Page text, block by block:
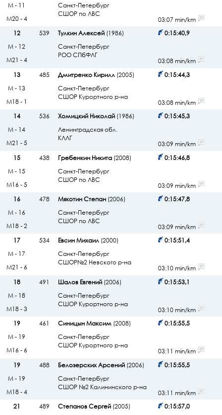
Санкт-Петербург
СШОР по ЛВС
М - 11
М20 - 4
03:07 min/km
12
539 Тулкин Алексей(1986)
Санкт-Петербург
РОО СПбФЛГ
0:15:40,9
М - 12
М21 - 4
03:08 min/km
13
485 Дмитренко Кирилл(2005)
Санкт-Петербург
СШОР Курортного р-на
0:15:44,3
М - 13
М18 - 1
03:08 min/km
14
536 Хомицкий Николай(1986)
Ленинградская обл.
КЛЛГ
0:15:45,3
М - 14
М21 - 5
03:09 min/km
15
438 Гребенкин Никита(2008)
Санкт-Петербург
СШОР по ЛВС
0:15:46,8
М - 15
М16 - 5
03:09 min/km
16
478 Мякотин Степан(2006)
Санкт-Петербург
СШОР по ЛВС
0:15:47,8
М - 16
М18 - 2
03:09 min/km
17
534 Евсин Михаил(2000)
Санкт-Петербург
СШОР№2 Невского р-на
0:15:51,4
М - 17
М21 - 6
03:10 min/km
18
491 Шалов Евгений(2006)
Санкт-Петербург
СШОР Курортного р-на
0:15:53,1
М - 18
М18 - 3
03:10 min/km
19
461 Синицын Максим(2008)
Санкт-Петербург
СШОР Курортного р-на
0:15:55,5
М - 19
М16 - 6
03:11 min/km
19
488 Белозерских Арсений(2006)
Санкт-Петербург
СШОР №2 Калининского р-на
0:15:55,5
М - 19
М18 - 4
03:11 min/km
21
489 Степанов Сергей(2005)
0:15:57,0